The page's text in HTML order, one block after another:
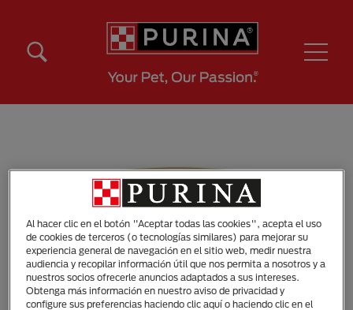
Al hacer clic en el botón "Aceptar todas las cookies", acepta el uso
de cookies de terceros (o tecnologías similares) para mejorar su
experiencia general de navegación en el sitio web, medir nuestra
audiencia y recopilar información útil que nos permita a nosotros y a
nuestros socios ofrecerle anuncios adaptados a sus intereses.
Obtenga más información en nuestro aviso de privacidad y
configure sus preferencias haciendo clic aquí o haciendo clic en el